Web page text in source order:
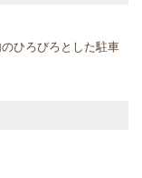
ひろびろとした駐車